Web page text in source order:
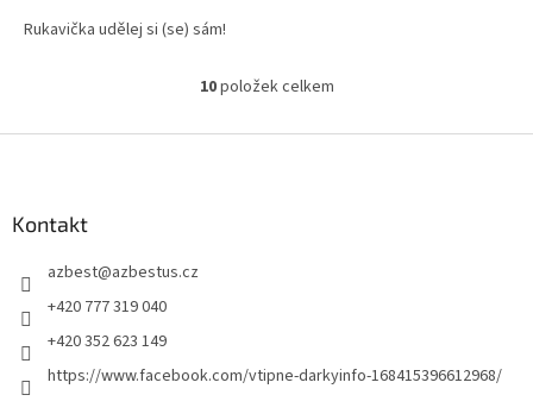
Rukavička udělej si (se) sám!
O
l
y
v
10položek celkem
Kontakt
azbest@azbestus.cz
+420 777 319 040
+420 352 623 149
https://www.facebook.com/vtipne-darkyinfo-168415396612968/